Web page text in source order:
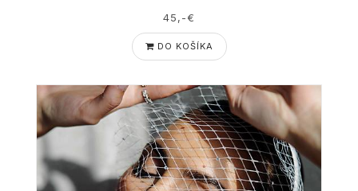
45,-€
DO KOŠÍKA